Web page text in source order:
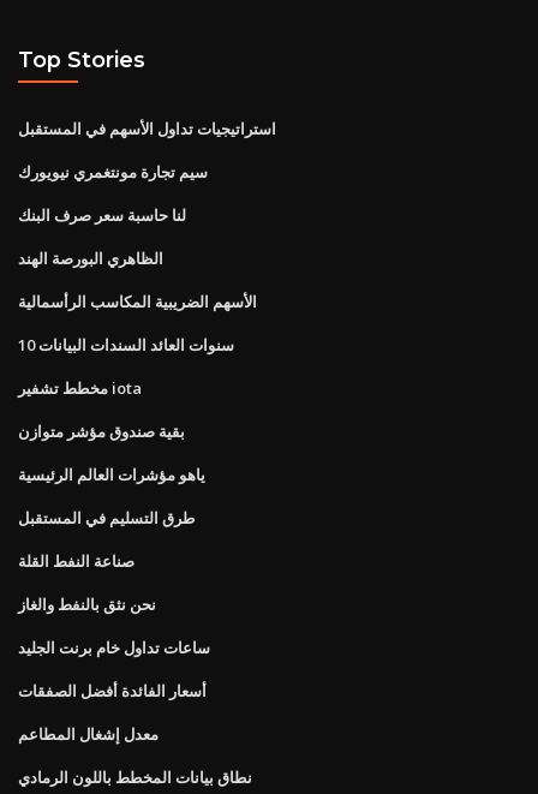
Top Stories
استراتيجيات تداول الأسهم في المستقبل
سيم تجارة مونتغمري نيويورك
لنا حاسبة سعر صرف البنك
الظاهري البورصة الهند
الأسهم الضريبية المكاسب الرأسمالية
10 سنوات العائد السندات البيانات
مخطط تشفير iota
بقية صندوق مؤشر متوازن
ياهو مؤشرات العالم الرئيسية
طرق التسليم في المستقبل
صناعة النفط القلة
نحن نثق بالنفط والغاز
ساعات تداول خام برنت الجليد
أسعار الفائدة أفضل الصفقات
معدل إشغال المطاعم
نطاق بيانات المخطط باللون الرمادي